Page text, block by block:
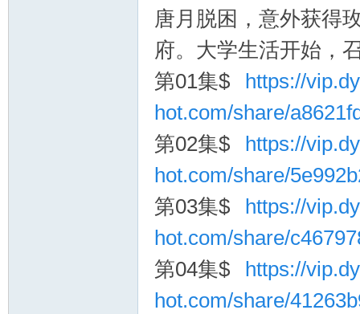
唐月脱困，意外获得
府。大学生活开始，
第01集$
https://
hot.com/share/
第02集$
https://
hot.com/share/
第03集$
https://
hot.com/share/
第04集$
https://
hot.com/share/